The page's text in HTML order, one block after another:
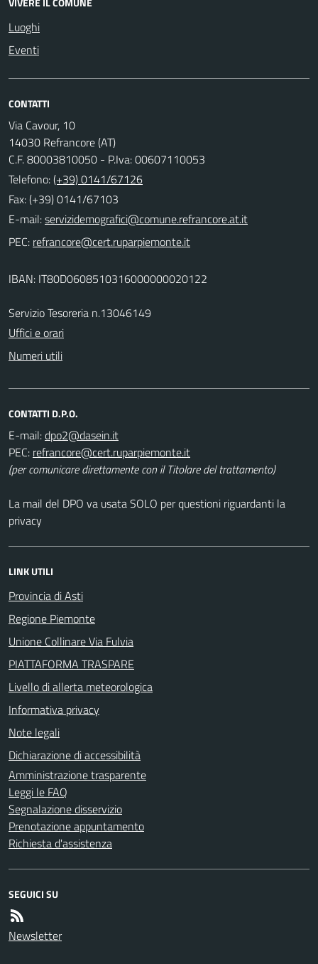
Luoghi
Eventi
CONTATTI
Via Cavour, 10
14030 Refrancore (AT)
C.F. 80003810050 - P.Iva: 00607110053
Telefono:(+39) 0141/67126
Fax: (+39) 0141/67103
E-mail:
PEC:
IBAN: IT80D0608510316000000020122
Servizio Tesoreria n.13046149
Uffici e orari
Numeri utili
CONTATTI D.P.O.
E-mail:
PEC:
(per comunicare direttamente con il Titolare del trattamento)
La mail del DPO va usata SOLO per questioni riguardanti la
privacy
LINK UTILI
Provincia di Asti
Regione Piemonte
Unione Collinare Via Fulvia
PIATTAFORMA TRASPARE
Livello di allerta meteorologica
Informativa privacy
Note legali
Dichiarazione di accessibilità
Amministrazione trasparente
Leggi le FAQ
Segnalazione disservizio
Prenotazione appuntamento
Richiesta d'assistenza
SEGUICI SU
Newsletter